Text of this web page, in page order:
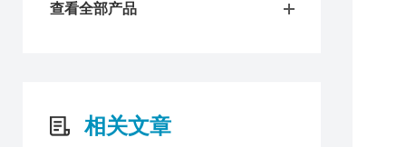
查看全部产品
相关文章